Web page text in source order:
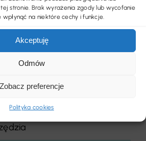
stronie. Brak wyrażenia zgody lub wycofanie
na niektóre cechy i funkcje.
Akceptuję
Odmów
Zobacz preferencje
Polityka cookies